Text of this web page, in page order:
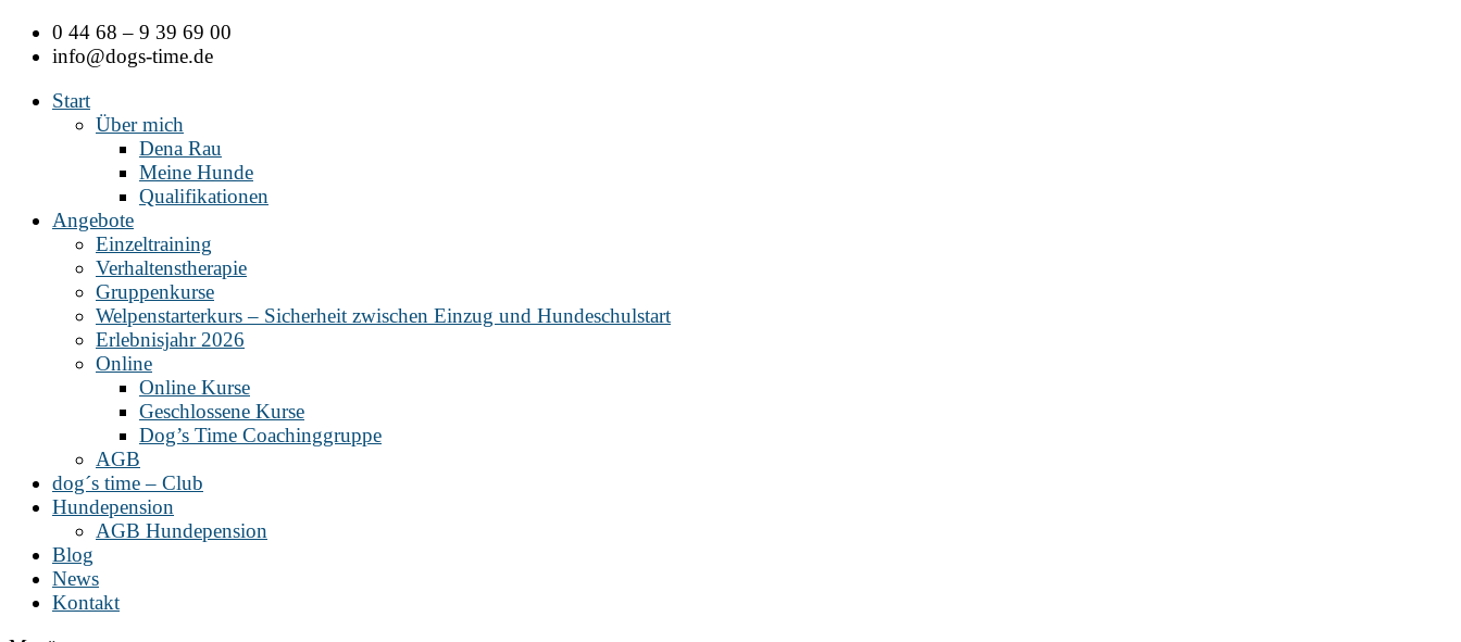
Zum
Inhalt
0 44 68 – 9 39 69 00
info@dogs-time.de
Start
Über mich
Dena Rau
Meine Hunde
Qualifikationen
Angebote
Einzeltraining
Verhaltenstherapie
Gruppenkurse
Welpenstarterkurs – Sicherheit zwischen Einzug und Hundeschulstart
Erlebnisjahr 2026
Online
Online Kurse
Geschlossene Kurse
Dog’s Time Coachinggruppe
AGB
dog´s time – Club
Hundepension
AGB Hundepension
Blog
News
Kontakt